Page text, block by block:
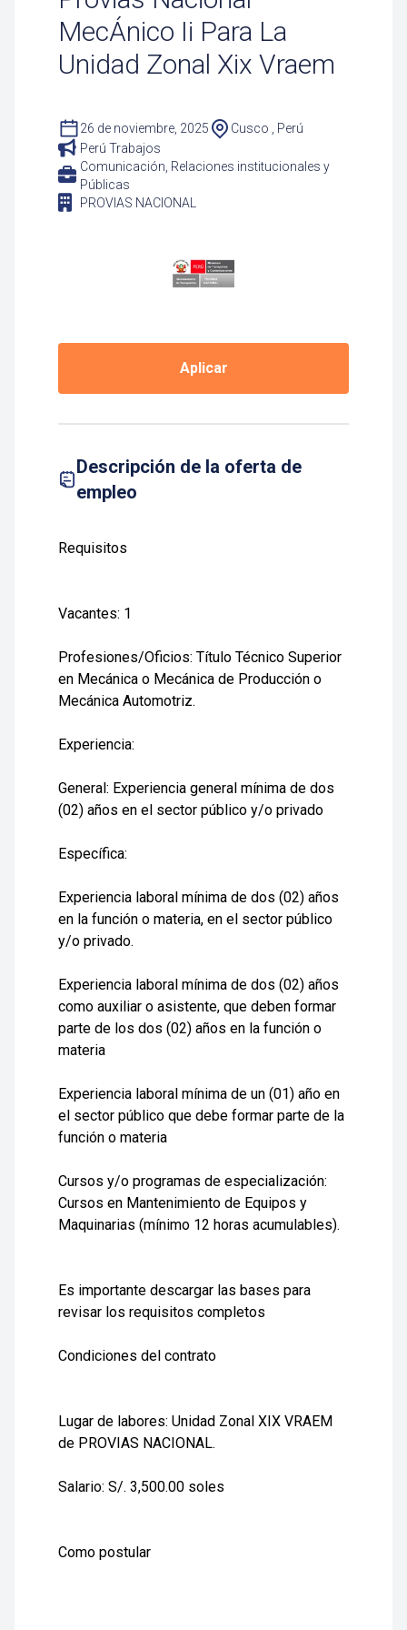
MecÁnico Ii Para La
Unidad Zonal Xix Vraem
26 de noviembre, 2025
Cusco , Perú
Perú Trabajos
Comunicación, Relaciones institucionales y
Públicas
PROVIAS NACIONAL
Aplicar
Descripción de la oferta de
empleo
Requisitos
Vacantes: 1
Profesiones/Oficios: Título Técnico Superior
en Mecánica o Mecánica de Producción o
Mecánica Automotriz.
Experiencia:
General: Experiencia general mínima de dos
(02) años en el sector público y/o privado
Específica:
Experiencia laboral mínima de dos (02) años
en la función o materia, en el sector público
y/o privado.
Experiencia laboral mínima de dos (02) años
como auxiliar o asistente, que deben formar
parte de los dos (02) años en la función o
materia
Experiencia laboral mínima de un (01) año en
el sector público que debe formar parte de la
función o materia
Cursos y/o programas de especialización:
Cursos en Mantenimiento de Equipos y
Maquinarias (mínimo 12 horas acumulables).
Es importante descargar las bases para
revisar los requisitos completos
Condiciones del contrato
Lugar de labores: Unidad Zonal XIX VRAEM
de PROVIAS NACIONAL.
Salario: S/. 3,500.00 soles
Como postular